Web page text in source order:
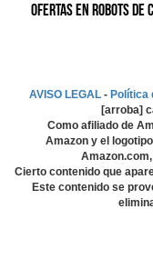
Ofertas en Robots
AVISO LEGAL- Política
[arroba]
Como afiliado de
Amazon y el
Cierto contenido que
Este contenido se